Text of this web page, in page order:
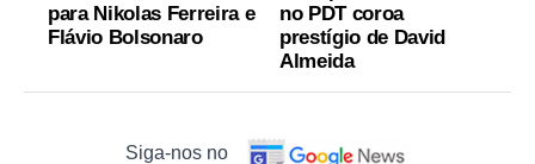
para Nikolas Ferreira e
Flávio Bolsonaro
no PDT coroa
prestígio de David
Almeida
Siga-nos no